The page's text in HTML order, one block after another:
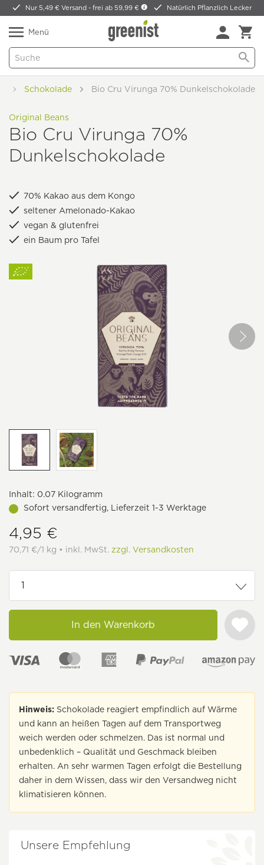
Nur 5,49 € Versand -frei ab 59,99 € Natürlich Pflanzlich Lecker
Menü
Schokolade Bio Cru Virunga 70% Dunkelschokolade
Original Beans
Bio Cru Virunga 70%
Dunkelschokolade
70% Kakao aus dem Kongo
seltener Amelonado-Kakao
vegan & glutenfrei
ein Baum pro Tafel
Inhalt: 0.07 Kilogramm
Sofort versandfertig, Lieferzeit 1-3 Werktage
4,95 €
70,71 €/1 kg • inkl. MwSt. zzgl. Versandkosten
In den Warenkorb
Hinweis: Schokolade reagiert empfindlich auf Wärme
und kann an heißen Tagen auf dem Transportweg
weich werden oder schmelzen. Das ist normal und
unbedenklich – Qualität und Geschmack bleiben
erhalten. An sehr warmen Tagen erfolgt die Bestellung
daher in dem Wissen, dass wir den Versandweg nicht
klimatisieren können.
Unsere Empfehlung